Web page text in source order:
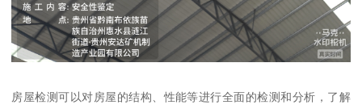
房屋检测可以对房屋的结构、性能等进行全面的检测和分析，了解